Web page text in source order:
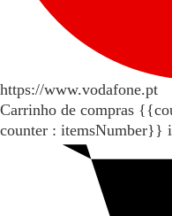
https://www.vodafone.pt
Carrinho de compras
counter : itemsNumber}}